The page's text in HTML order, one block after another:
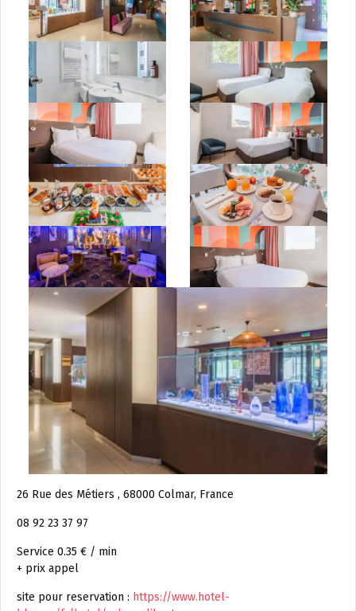
26 Rue des Métiers , 68000 Colmar, France
08 92 23 37 97
Service 0.35 € / min
+ prix appel
site pour reservation : https://www.hotel-